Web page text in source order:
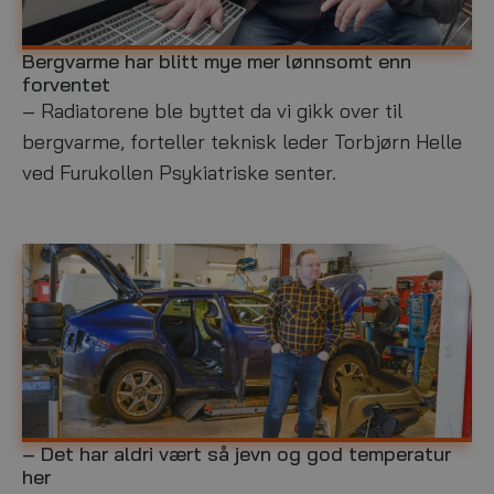
N
æ
n
g
y
g
g
m
a
1
5
0
2
3
Bergvarme har blitt mye mer lønnsomt enn
forventet
– Radiatorene ble byttet da vi gikk over til
bergvarme, forteller teknisk leder Torbjørn Helle
ved Furukollen Psykiatriske senter.
N
æ
m
a
– Det har aldri vært så jevn og god temperatur
her